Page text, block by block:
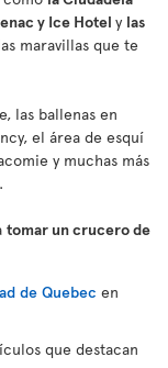
y Ice Hotel y las
maravillas que te
las ballenas en
el área de esquí
y muchas más
tomar un crucero de
de Quebec en
que destacan